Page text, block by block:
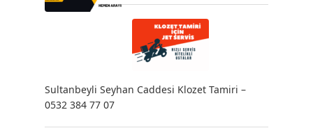
Sultanbeyli Seyhan Caddesi Klozet Tamiri –
0532 384 77 07